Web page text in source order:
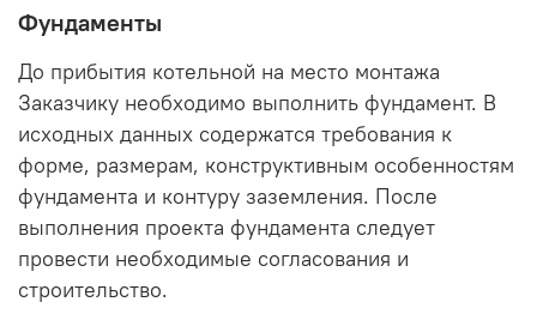
Фундаменты
До прибытия котельной на место монтажа
Заказчику необходимо выполнить фундамент. В
исходных данных содержатся требования к
форме, размерам, конструктивным особенностям
фундамента и контуру заземления. После
выполнения проекта фундамента следует
провести необходимые согласования и
строительство.